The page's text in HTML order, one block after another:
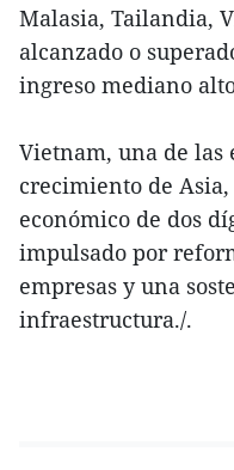
Malasia, Tailandia,
alcanzado o
ingreso mediano
Vietnam, una de las
crecimiento de
económico de dos
impulsado por
empresas y una
infraestructura./.